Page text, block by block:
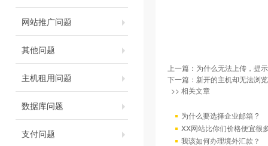
网站推广问题
其他问题
主机租用问题
数据库问题
支付问题
上一篇： 为什么无法上传，提
下一篇： 新开的主机却无法浏
>> 相关文章
为什么要选择企业邮箱 ?
XX网站比你们价格便宜很
我该如何办理境外汇款？